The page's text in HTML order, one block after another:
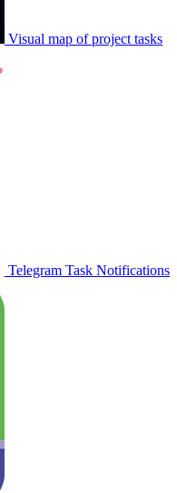
Visual map of project tasks
Telegram Task Notifications